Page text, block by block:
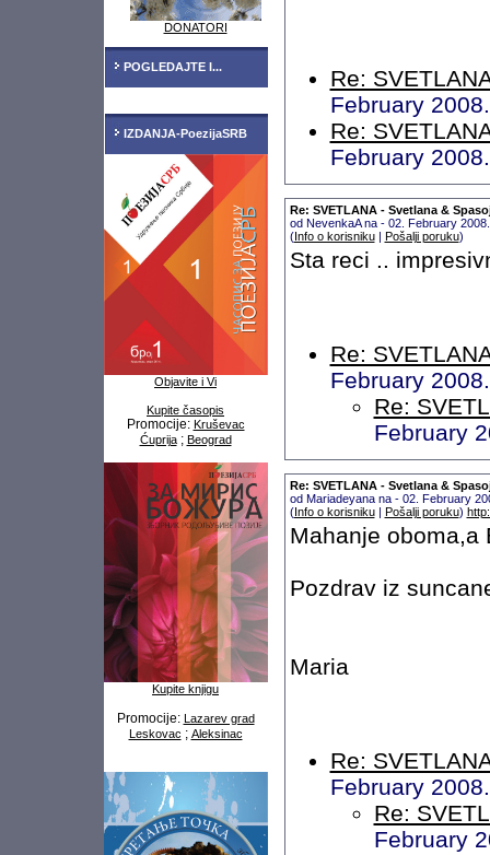
DONATORI
POGLEDAJTE I...
IZDANJA-PoezijaSRB
Objavite i Vi
Kupite časopis
Promocije: Kruševac
Ćuprija; Beograd
Kupite knjigu
Promocije: Lazarev grad
Leskovac ; Aleksinac
Re:
February
Re:
February
Re: SVETLANA - Svetlana &
od NevenkaA na - 02. February
(Info o korisniku| Pošalji poruku)
Sta reci ..
Re:
February
Re:
February
Re: SVETLANA - Svetlana &
od Mariadeyana na - 02. February
(Info o korisniku| Pošalji poruku)
Mahanje oboma,a
Pozdrav iz
Maria
Re:
February
Re:
February